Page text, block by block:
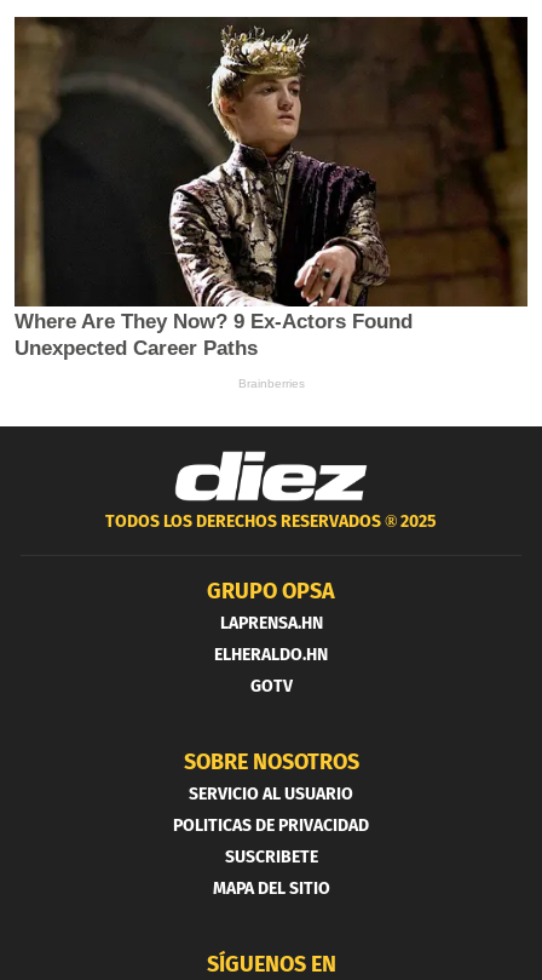
TODOS LOS DERECHOS RESERVADOS ®2025
GRUPO OPSA
LAPRENSA.HN
ELHERALDO.HN
GOTV
SOBRE NOSOTROS
SERVICIO AL USUARIO
POLITICAS DE PRIVACIDAD
SUSCRIBETE
MAPA DEL SITIO
SÍGUENOS EN